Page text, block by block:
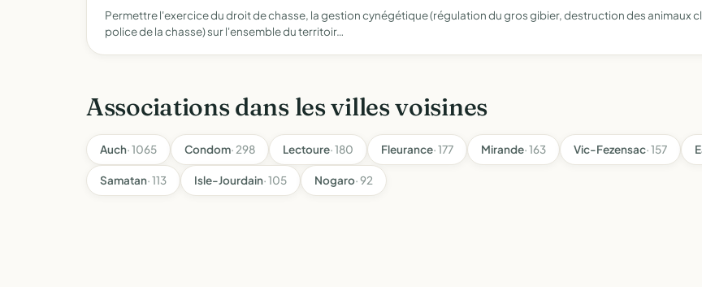
Permettre l'exercice du droit de chasse, la gestion cynégétique (régulation du gros gibier, destruction des animaux
police de la chasse) sur l'ensemble du territoir…
Associations dans les villes voisines
Auch· 1065 Condom· 298 Lectoure· 180 Fleurance· 177 Mirande· 163 Vic-Fezensac· 157
Samatan· 113 Isle-Jourdain· 105 Nogaro· 92